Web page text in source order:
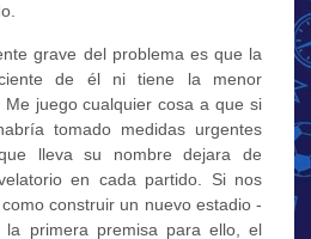
grave del problema es que la
de él ni tiene la menor
juego cualquier cosa a que si
tomado medidas urgentes
lleva su nombre dejara de
en cada partido. Si nos
construir un nuevo estadio -
la primera premisa para ello, el